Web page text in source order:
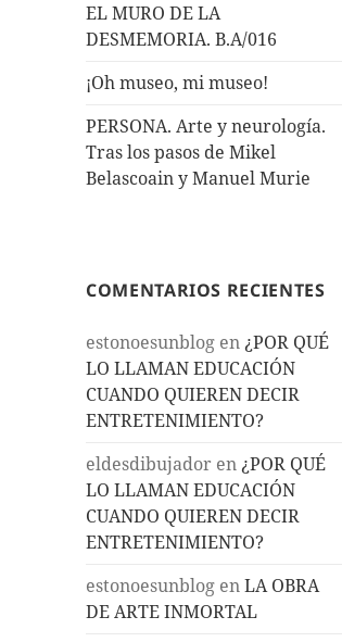
EL MURO DE LA
DESMEMORIA. B.A/016
¡Oh museo, mi museo!
PERSONA. Arte y neurología.
Tras los pasos de Mikel
Belascoain y Manuel Murie
COMENTARIOS RECIENTES
estonoesunblog en¿POR QUÉ
LO LLAMAN EDUCACIÓN
CUANDO QUIEREN DECIR
ENTRETENIMIENTO?
eldesdibujador en¿POR QUÉ
LO LLAMAN EDUCACIÓN
CUANDO QUIEREN DECIR
ENTRETENIMIENTO?
estonoesunblog enLA OBRA
DE ARTE INMORTAL